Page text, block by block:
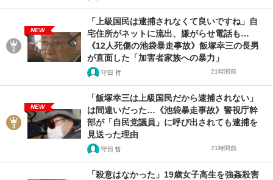
NEW
「上級国民は逮捕されなくて良いですね」自
宅住所がネットに流出、嫌がらせ電話も…
《12人死傷の池袋暴走事故》飯塚幸三の長男
が直面した「加害者家族への暴力」
守田 哲 21時間前
NEW
「飯塚幸三は上級国民だから逮捕されない」
は間違いだった…《池袋暴走事故》警視庁幹
部が「自民党議員」に呼び出されても逮捕を
見送った理由
守田 哲 21時間前
「殺意はなかった」19歳女子高生を強姦殺害